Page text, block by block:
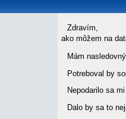
Zdravím,
ako môžem na
Mám
Potreboval by
Nepodarilo sa
Dalo by sa to